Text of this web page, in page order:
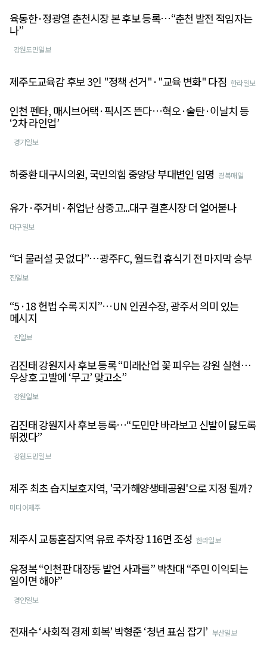
육동한·정광열 춘천시장 본 후보 등록…“춘천 발전 적임자는
나”
강원도민일보
제주도교육감 후보 3인 "정책 선거"·"교육 변화" 다짐 한라일보
인천 펜타, 매시브어택·픽시즈 뜬다…혁오·술탄·이날치 등
‘2차 라인업’
경기일보
하중환 대구시의원, 국민의힘 중앙당 부대변인 임명 경북매일
유가·주거비·취업난 삼중고...대구 결혼시장 더 얼어붙나
대구일보
“더 물러설 곳 없다”…광주FC, 월드컵 휴식기 전 마지막 승부
진일보
“5·18 헌법 수록 지지”…UN 인권수장, 광주서 의미 있는
메시지
진일보
김진태 강원지사 후보 등록 “미래산업 꽃 피우는 강원 실현⋯
우상호 고발에 ‘무고’ 맞고소”
강원일보
김진태 강원지사 후보 등록…“도민만 바라보고 신발이 닳도록
뛰겠다”
강원도민일보
제주 최초 습지보호지역, '국가해양생태공원'으로 지정 될까?
미디어제주
제주시 교통혼잡지역 유료 주차장 116면 조성 한라일보
유정복 “인천판 대장동 발언 사과를” 박찬대 “주민 이익되는
일이면 해야”
경인일보
전재수 ‘사회적 경제 회복’ 박형준 ‘청년 표심 잡기’ 부산일보